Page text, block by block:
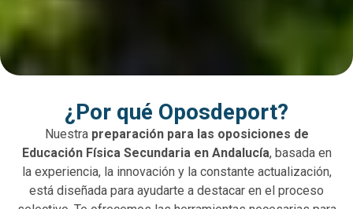
¿Por qué Oposdeport?
Nuestra preparación para las oposiciones de
Educación Física Secundaria en Andalucía, basada en
la experiencia, la innovación y la constante actualización,
está diseñada para ayudarte a destacar en el proceso